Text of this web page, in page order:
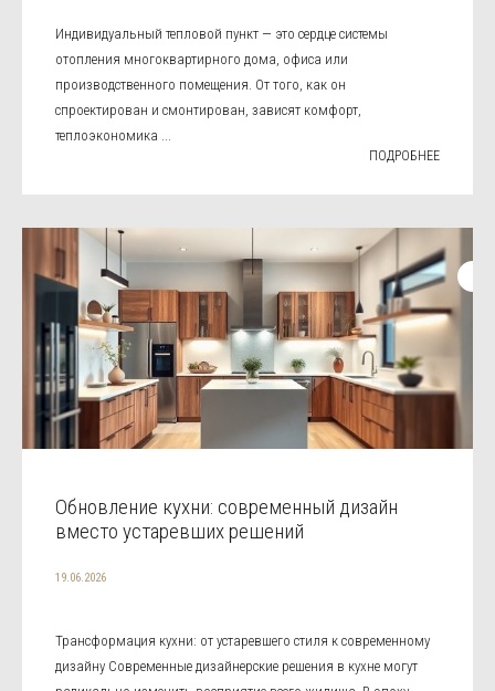
Индивидуальный тепловой пункт — это сердце системы
отопления многоквартирного дома, офиса или
производственного помещения. От того, как он
спроектирован и смонтирован, зависят комфорт,
теплоэкономика ...
ПОДРОБНЕЕ
Обновление кухни: современный дизайн
вместо устаревших решений
19.06.2026
Трансформация кухни: от устаревшего стиля к современному
дизайну Современные дизайнерские решения в кухне могут